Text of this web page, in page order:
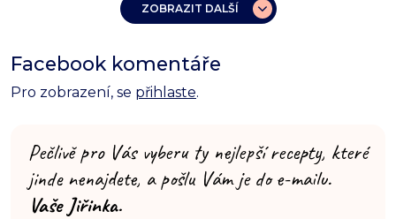
ZOBRAZIT DALŠÍ
Facebook komentáře
Pro zobrazení, se přihlaste.
Pečlivě pro Vás vyberu ty nejlepší recepty, které
jinde nenajdete, a pošlu Vám je do e-mailu.
Vaše Jiřinka.